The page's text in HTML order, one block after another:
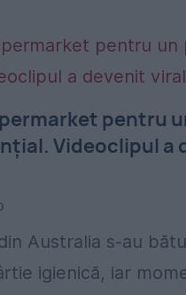
pentru
Videoclipul a
Australia s-au
igienică, iar